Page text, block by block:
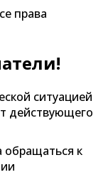
права
ситуацией
действующего
обращаться к